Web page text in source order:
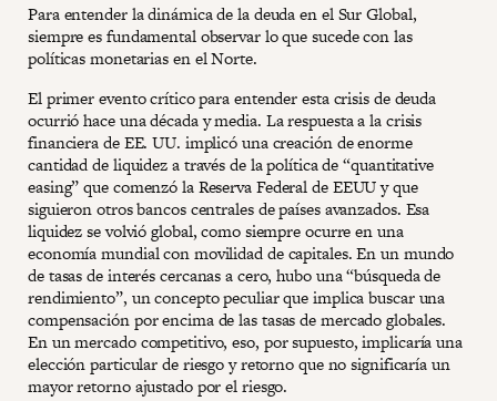
Para entender la dinámica de la deuda en el Sur Global,
siempre es fundamental observar lo que sucede con las
políticas monetarias en el Norte.
El primer evento crítico para entender esta crisis de deuda
ocurrió hace una década y media. La respuesta a la crisis
financiera de EE. UU. implicó una creación de enorme
cantidad de liquidez a través de la política de “quantitative
easing” que comenzó la Reserva Federal de EEUU y que
siguieron otros bancos centrales de países avanzados. Esa
liquidez se volvió global, como siempre ocurre en una
economía mundial con movilidad de capitales. En un mundo
de tasas de interés cercanas a cero, hubo una “búsqueda de
rendimiento”, un concepto peculiar que implica buscar una
compensación por encima de las tasas de mercado globales.
En un mercado competitivo, eso, por supuesto, implicaría una
elección particular de riesgo y retorno que no significaría un
mayor retorno ajustado por el riesgo.